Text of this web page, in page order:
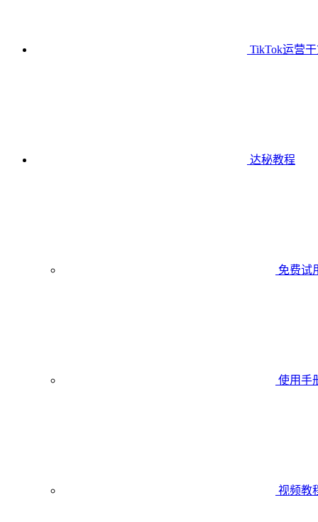
TikTok运营
达秘教程
免费试
使用手
视频教